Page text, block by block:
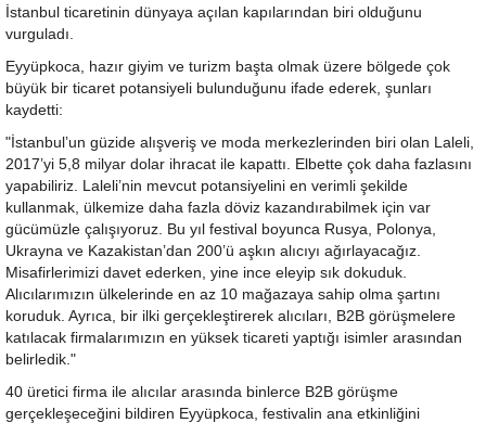
İstanbul ticaretinin dünyaya açılan kapılarından biri olduğunu
vurguladı.
Eyyüpkoca, hazır giyim ve turizm başta olmak üzere bölgede çok
büyük bir ticaret potansiyeli bulunduğunu ifade ederek, şunları
kaydetti:
"İstanbul’un güzide alışveriş ve moda merkezlerinden biri olan Laleli,
2017’yi 5,8 milyar dolar ihracat ile kapattı. Elbette çok daha fazlasını
yapabiliriz. Laleli’nin mevcut potansiyelini en verimli şekilde
kullanmak, ülkemize daha fazla döviz kazandırabilmek için var
gücümüzle çalışıyoruz. Bu yıl festival boyunca Rusya, Polonya,
Ukrayna ve Kazakistan’dan 200’ü aşkın alıcıyı ağırlayacağız.
Misafirlerimizi davet ederken, yine ince eleyip sık dokuduk.
Alıcılarımızın ülkelerinde en az 10 mağazaya sahip olma şartını
koruduk. Ayrıca, bir ilki gerçekleştirerek alıcıları, B2B görüşmelere
katılacak firmalarımızın en yüksek ticareti yaptığı isimler arasından
belirledik."
40 üretici firma ile alıcılar arasında binlerce B2B görüşme
gerçekleşeceğini bildiren Eyyüpkoca, festivalin ana etkinliğini